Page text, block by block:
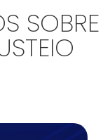
SOBRE